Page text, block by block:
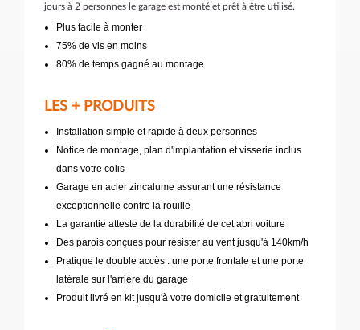
jours à 2 personnes le garage est monté et prêt à être utilisé.
Plus facile à monter
75% de vis en moins
80% de temps gagné au montage
LES + PRODUITS
Installation simple et rapide à deux personnes
Notice de montage, plan d'implantation et visserie inclus
dans votre colis
Garage en acier zincalume assurant une résistance
exceptionnelle contre la rouille
La garantie atteste de la durabilité de cet abri voiture
Des parois conçues pour résister au vent jusqu'à 140km/h
Pratique le double accès : une porte frontale et une porte
latérale sur l'arrière du garage
Produit livré en kit jusqu'à votre domicile et gratuitement